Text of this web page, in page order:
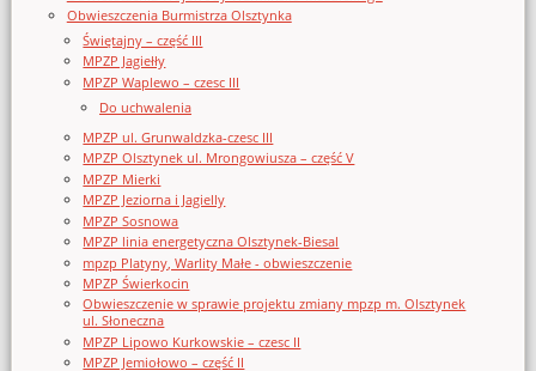
Obwieszczenia Burmistrza Olsztynka
Świętajny – część III
MPZP Jagiełły
MPZP Waplewo – czesc III
Do uchwalenia
MPZP ul. Grunwaldzka-czesc III
MPZP Olsztynek ul. Mrongowiusza – część V
MPZP Mierki
MPZP Jeziorna i Jagielly
MPZP Sosnowa
MPZP linia energetyczna Olsztynek-Biesal
mpzp Platyny, Warlity Małe - obwieszczenie
MPZP Świerkocin
Obwieszczenie w sprawie projektu zmiany mpzp m. Olsztynek
ul. Słoneczna
MPZP Lipowo Kurkowskie – czesc II
MPZP Jemiołowo – część II